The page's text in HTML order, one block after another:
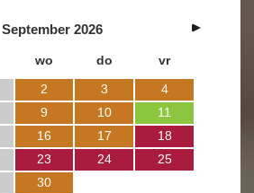
September 2026
wo do vr
2 3
4
9 10
11
16 17
18
23 24
25
30